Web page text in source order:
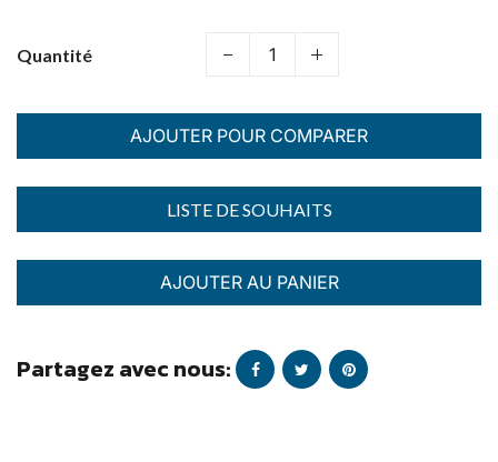
Quantité
AJOUTER POUR COMPARER
AJOUTER AU PANIER
Partagez avec nous: